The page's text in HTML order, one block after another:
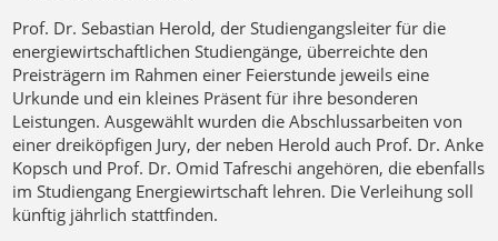
Prof. Dr. Sebastian Herold, der Studiengangsleiter für die
energiewirtschaftlichen Studiengänge, überreichte den
Preisträgern im Rahmen einer Feierstunde jeweils eine
Urkunde und ein kleines Präsent für ihre besonderen
Leistungen. Ausgewählt wurden die Abschlussarbeiten von
einer dreiköpfigen Jury, der neben Herold auch Prof. Dr. Anke
Kopsch und Prof. Dr. Omid Tafreschi angehören, die ebenfalls
im Studiengang Energiewirtschaft lehren. Die Verleihung soll
künftig jährlich stattfinden.